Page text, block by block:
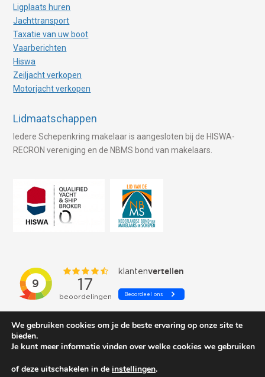
Ligplaats huren
Jachttransport
Taxatie van uw boot
Vaarberichten
Hiswa
Zeiljacht verkopen
Motorjacht verkopen
Lidmaatschappen
Iedere Schepenkring makelaar is aangesloten bij de HISWA-
RECRON vereniging en de NBMS bond van makelaars.
We gebruiken cookies om je de beste ervaring op onze site te
bieden.
Je kunt meer informatie vinden over welke cookies we gebruiken
of deze uitschakelen in de instellingen.